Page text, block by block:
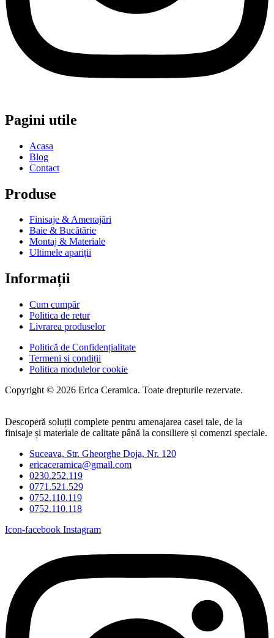
Pagini utile
Acasa
Blog
Contact
Produse
Finisaje & Amenajări
Baie & Bucătărie
Montaj & Materiale
Ultimele apariții
Informații
Cum cumpăr
Politica de retur
Livrarea produselor
Politică de Confidențialitate
Termeni si condiții
Politica modulelor cookie
Copyright © 2026 Erica Ceramica. Toate drepturile rezervate.
Descoperă soluții complete pentru amenajarea casei tale, de la
finisaje și materiale de calitate până la consiliere și comenzi speciale.
Suceava, Str. Gheorghe Doja, Nr. 120
ericaceramica@gmail.com
0230.252.119
0771.521.529
0752.110.119
0752.110.118
Icon-facebook Instagram